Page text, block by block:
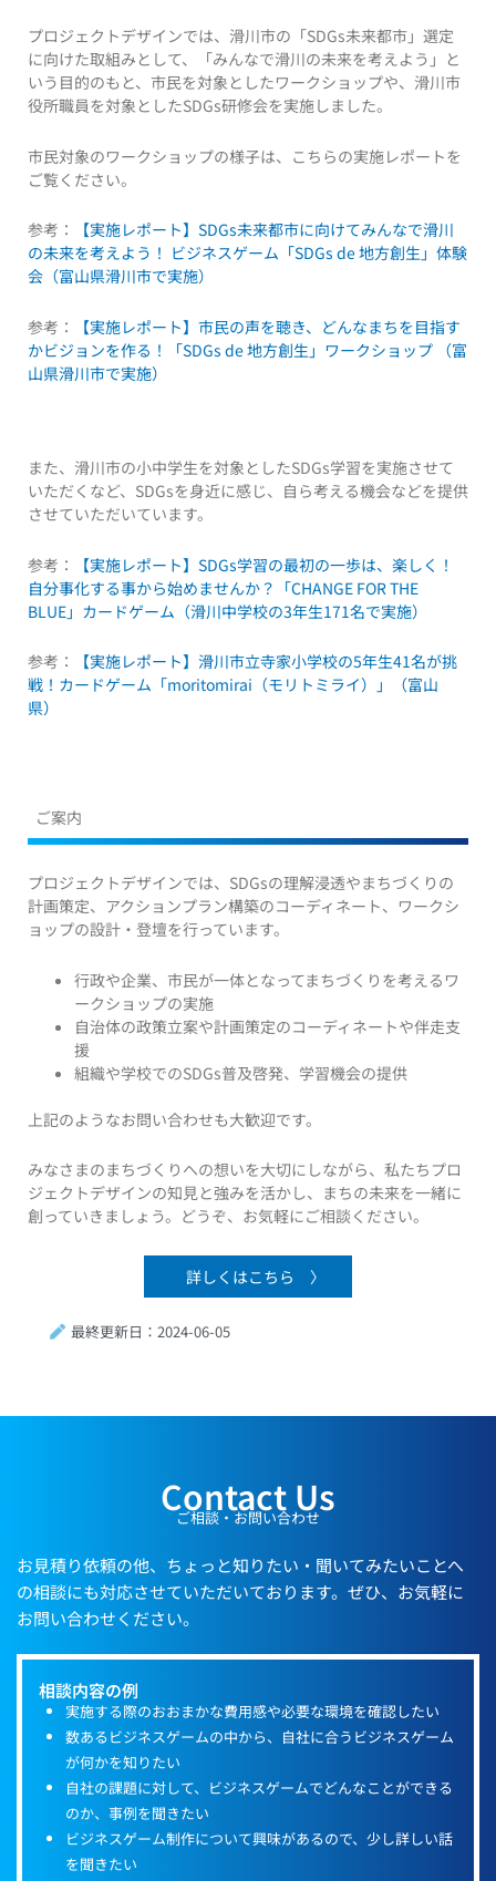
プロジェクトデザインでは、滑川市の「SDGs未来都市」選定
に向けた取組みとして、「みんなで滑川の未来を考えよう」と
いう目的のもと、市民を対象としたワークショップや、滑川市
役所職員を対象としたSDGs研修会を実施しました。
市民対象のワークショップの様子は、こちらの実施レポートを
ご覧ください。
参考：
【実施レポート】SDGs未来都市に向けてみんなで滑川
の未来を考えよう！ ビジネスゲーム「SDGs de 地方創生」体験
会（富山県滑川市で実施）
参考：
【実施レポート】市民の声を聴き、どんなまちを目指す
かビジョンを作る！「SDGs de 地方創生」ワークショップ （富
山県滑川市で実施）
また、滑川市の小中学生を対象としたSDGs学習を実施させて
いただくなど、SDGsを身近に感じ、自ら考える機会などを提供
させていただいています。
参考：
【実施レポート】SDGs学習の最初の一歩は、楽しく！
自分事化する事から始めませんか？「CHANGE FOR THE
BLUE」カードゲーム（滑川中学校の3年生171名で実施）
参考：
【実施レポート】滑川市立寺家小学校の5年生41名が挑
戦！カードゲーム「moritomirai（モリトミライ）」（富山
県）
ご案内
プロジェクトデザインでは、SDGsの理解浸透やまちづくりの
計画策定、アクションプラン構築のコーディネート、ワークシ
ョップの設計・登壇を行っています。
行政や企業、市民が一体となってまちづくりを考えるワ
ークショップの実施
自治体の政策立案や計画策定のコーディネートや伴走支
援
組織や学校でのSDGs普及啓発、学習機会の提供
上記のようなお問い合わせも大歓迎です。
みなさまのまちづくりへの想いを大切にしながら、私たちプロ
ジェクトデザインの知見と強みを活かし、まちの未来を一緒に
創っていきましょう。どうぞ、お気軽にご相談ください。
詳しくはこちら 〉
最終更新日：2024-06-05
Contact Us
ご相談・お問い合わせ
お見積り依頼の他、ちょっと知りたい・聞いてみたいことへ
の相談にも対応させていただいております。ぜひ、お気軽に
お問い合わせください。
相談内容の例
実施する際のおおまかな費用感や必要な環境を確認したい
数あるビジネスゲームの中から、自社に合うビジネスゲーム
が何かを知りたい
自社の課題に対して、ビジネスゲームでどんなことができる
のか、事例を聞きたい
ビジネスゲーム制作について興味があるので、少し詳しい話
を聞きたい